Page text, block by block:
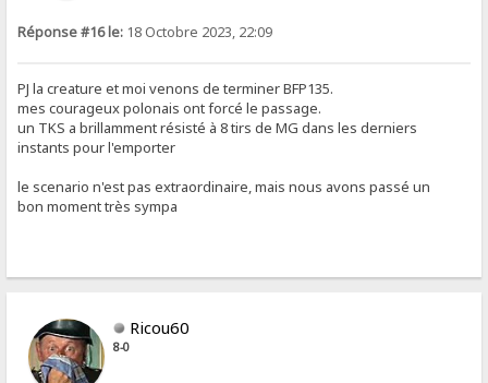
Réponse #16 le: 18 Octobre 2023, 22:09
PJ la creature et moi venons de terminer BFP135.
mes courageux polonais ont forcé le passage.
un TKS a brillamment résisté à 8 tirs de MG dans les derniers
instants pour l'emporter
le scenario n'est pas extraordinaire, mais nous avons passé un
bon moment très sympa
Ricou60
8-0